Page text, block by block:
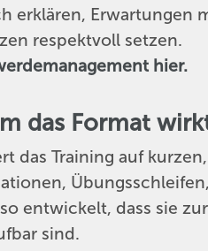
erklären, Erwartungen
respektvoll setzen.
hier.
das Format
das Training auf
entwickelt, dass sie
sind.